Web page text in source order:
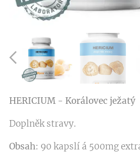
HERICIUM - Korálovec ježatý
Doplněk stravy.
Obsah: 90 kapslí á 500mg